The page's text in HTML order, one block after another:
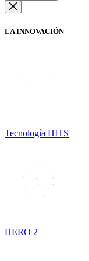
LA INNOVACIÓN
Tecnología HITS
HERO 2